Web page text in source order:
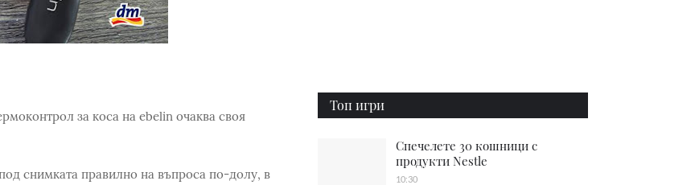
за коса на ebelin очаква своя
снимката правилно на въпроса по-долу, в
Топ игри
Спечелете 30 кошници с
продукти Nestle
10:30